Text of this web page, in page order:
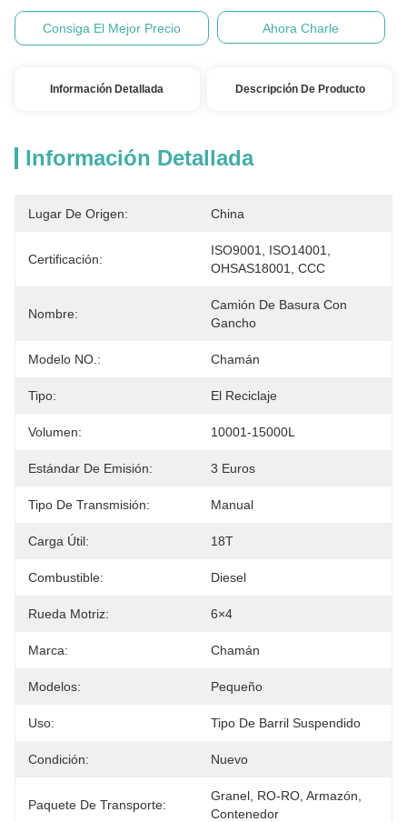
Consiga El Mejor Precio Ahora Charle
Información Detallada Descripción De Producto
Información Detallada
Lugar De Origen: China
Certificación:
ISO9001, ISO14001,
OHSAS18001, CCC
Nombre:
Camión De Basura Con
Gancho
Modelo NO.: Chamán
Tipo: El Reciclaje
Volumen: 10001-15000L
Estándar De Emisión: 3 Euros
Tipo De Transmisión: Manual
Carga Útil: 18T
Combustible: Diesel
Rueda Motriz: 6×4
Marca: Chamán
Modelos: Pequeño
Uso: Tipo De Barril Suspendido
Condición: Nuevo
Paquete De Transporte:
Granel, RO-RO, Armazón,
Contenedor